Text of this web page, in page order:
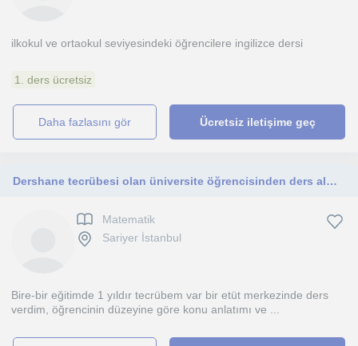
ilkokul ve ortaokul seviyesindeki öğrencilere ingilizce dersi
1. ders ücretsiz
daha fazlasını gör Ücretsiz iletişime geç
Dershane tecrübesi olan üniversite öğrencisinden ders almak ister misiniz??
Matematik
Sariyer İstanbul
Bire-bir eğitimde 1 yıldır tecrübem var bir etüt merkezinde ders
verdim, öğrencinin düzeyine göre konu anlatımı ve ...